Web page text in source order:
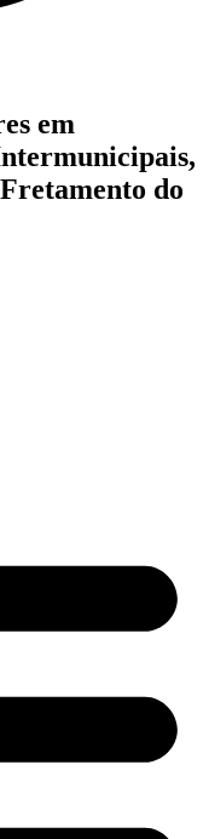
em
do